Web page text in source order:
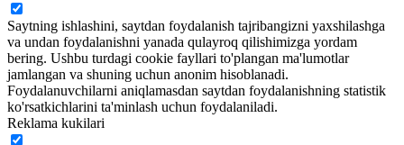
Saytning ishlashini, saytdan foydalanish tajribangizni yaxshilashga
va undan foydalanishni yanada qulayroq qilishimizga yordam
bering. Ushbu turdagi cookie fayllari to'plangan ma'lumotlar
jamlangan va shuning uchun anonim hisoblanadi.
Foydalanuvchilarni aniqlamasdan saytdan foydalanishning statistik
ko'rsatkichlarini ta'minlash uchun foydalaniladi.
Reklama kukilari